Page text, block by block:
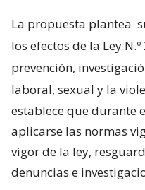
La propuesta plantea
los efectos de la Ley
prevención,
laboral, sexual y la
establece que durante
aplicarse las normas
vigor de la ley,
denuncias e